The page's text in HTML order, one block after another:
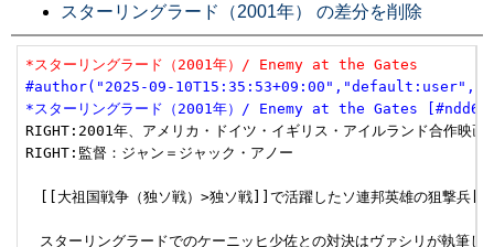
スターリングラード（2001年） の差分を削除
*スターリングラード（2001年）/ Enemy at the Gates
#author("2025-09-
*スターリングラード（2001年）/ Enemy at the Gates
RIGHT:2001年、アメリカ・ドイツ・イギリス・アイルランド合作映画
RIGHT:監督：ジャン＝ジャック・アノー
[[大祖国戦争（独ソ戦）>独ソ戦]]で活躍したソ連邦英雄の狙撃兵
スターリングラードでのケーニッヒ少佐との対決はヴァシリが執